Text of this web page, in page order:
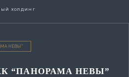
ХОЛДИНГ
НЕВЫ"
“ПАНОРАМА НЕВЫ”